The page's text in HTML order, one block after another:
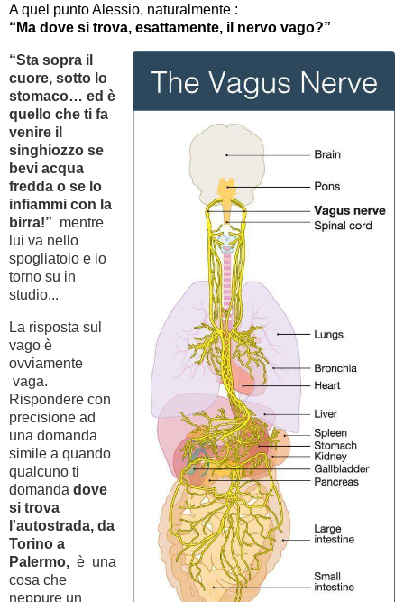
A quel punto Alessio, naturalmente :
“Ma dove si trova, esattamente, il nervo vago?”
“Sta sopra il
cuore, sotto lo
stomaco… ed è
quello che ti fa
venire il
singhiozzo se
bevi acqua
fredda o se lo
infiammi con la
birra!” mentre
lui va nello
spogliatoio e io
torno su in
studio...
La risposta sul
vago è
ovviamente
vaga.
Rispondere con
precisione ad
una domanda
simile a quando
qualcuno ti
domanda dove
si trova
l'autostrada, da
Torino a
Palermo, è una
cosa che
neppure un